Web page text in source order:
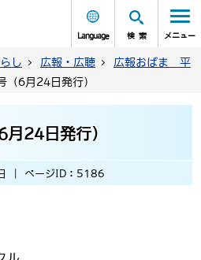
Language 検索 メニュー
し 広報・広聴
広報おばま 平
（6月24日発行）
24日発行）
ページID：5186